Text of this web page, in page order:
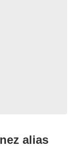
alias